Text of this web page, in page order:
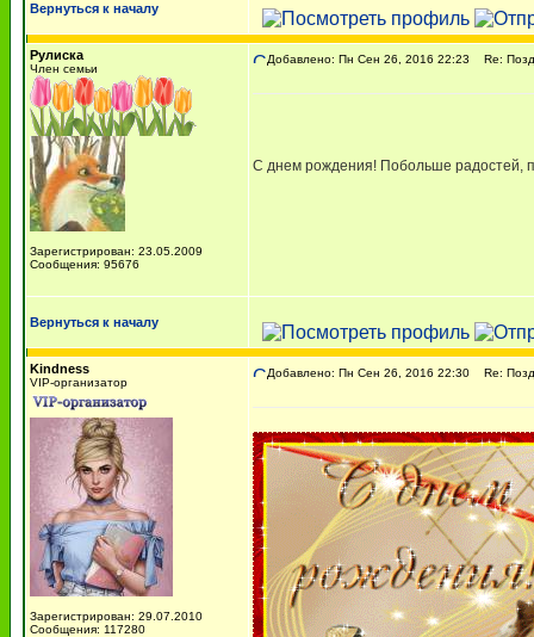
Вернуться к началу
Рулиска
Член семьи
Зарегистрирован: 23.05.2009
Сообщения: 95676
Добавлено: Пн Сен 26, 2016 22:23 Re:
С днем рождения! Побольше радостей,
Вернуться к началу
Kindness
VIP-организатор
Зарегистрирован: 29.07.2010
Сообщения: 117280
Добавлено: Пн Сен 26, 2016 22:30 Re: